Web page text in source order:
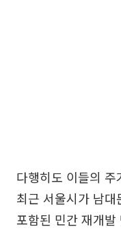
다행히도 이들의
최근 서울시가 남
포함된 민간 재개